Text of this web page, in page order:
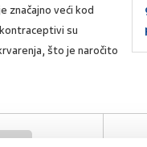
značajno veći kod
su
što je naročito